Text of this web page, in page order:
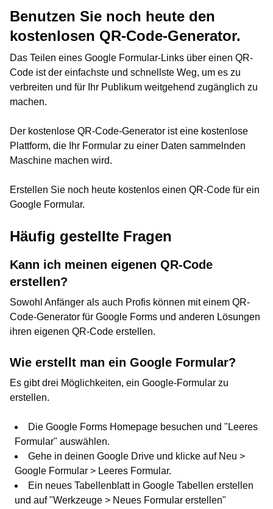
Benutzen Sie noch heute den
kostenlosen QR-Code-Generator.
Das Teilen eines Google Formular-Links über einen QR-
Code ist der einfachste und schnellste Weg, um es zu
verbreiten und für Ihr Publikum weitgehend zugänglich zu
machen.
Der kostenlose QR-Code-Generator ist eine kostenlose
Plattform, die Ihr Formular zu einer Daten sammelnden
Maschine machen wird.
Erstellen Sie noch heute kostenlos einen QR-Code für ein
Google Formular.
Häufig gestellte Fragen
Kann ich meinen eigenen QR-Code
erstellen?
Sowohl Anfänger als auch Profis können mit einem QR-
Code-Generator für Google Forms und anderen Lösungen
ihren eigenen QR-Code erstellen.
Wie erstellt man ein Google Formular?
Es gibt drei Möglichkeiten, ein Google-Formular zu
erstellen.
Die Google Forms Homepage besuchen und "Leeres
Formular" auswählen.
Gehe in deinen Google Drive und klicke auf Neu >
Google Formular > Leeres Formular.
Ein neues Tabellenblatt in Google Tabellen erstellen
und auf "Werkzeuge > Neues Formular erstellen"